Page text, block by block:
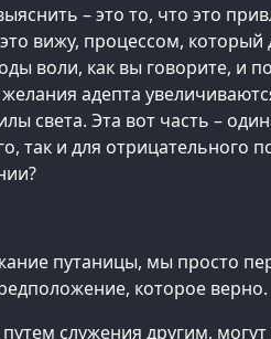
– это то, что это
это вижу, процессом,
воли, как вы говорите, и
адепта
света. Эта вот часть –
так и для отрицательного
путаницы, мы просто
которое верно.
служения другим,